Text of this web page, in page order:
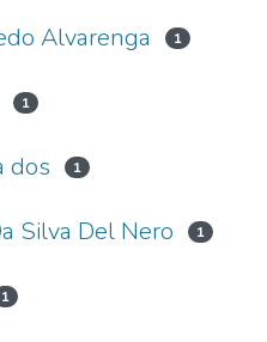
Alvarenga 1
1
dos 1
Silva Del Nero 1
1